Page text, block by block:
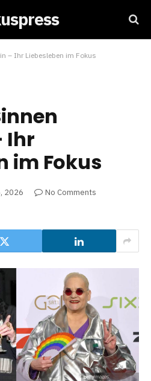
– Ihr Liebesleben im Fokus
Ihr
im Fokus
2026
No Comments